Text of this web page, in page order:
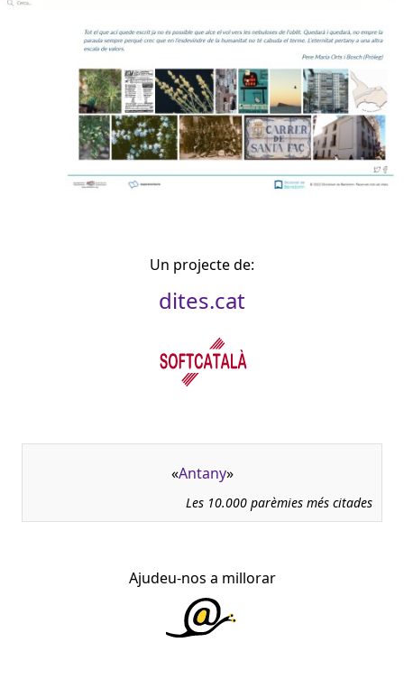
Un projecte de:
dites.cat
«Antany»
Les 10.000 parèmies més citades
Ajudeu-nos a millorar